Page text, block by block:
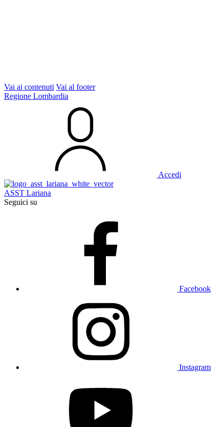
Vai ai contenuti Vai al footer
Regione Lombardia
Accedi
ASST Lariana
Seguici su
Facebook
Instagram